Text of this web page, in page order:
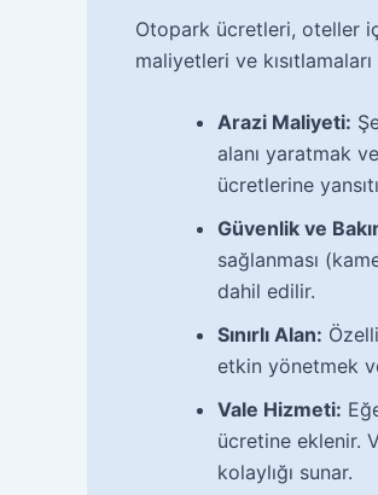
Otopark ücretleri, oteller
maliyetleri ve kısıtlamaları
Arazi Maliyeti:
alanı yaratmak
ücretlerine
Güvenlik ve
sağlanması
dahil edilir.
Sınırlı Alan:
etkin yönetmek
Vale Hizmeti:
ücretine eklenir.
kolaylığı sunar.